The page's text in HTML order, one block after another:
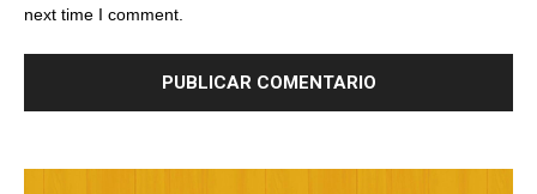
next time I comment.